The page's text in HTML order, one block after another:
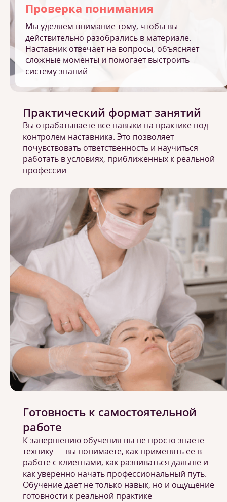
Проверка понимания
Мы уделяем внимание тому, чтобы вы
действительно разобрались в материале.
Наставник отвечает на вопросы, объясняет
сложные моменты и помогает выстроить
систему знаний
Практический формат занятий
Вы отрабатываете все навыки на практике под
контролем наставника. Это позволяет
почувствовать ответственность и научиться
работать в условиях, приближенных к реальной
профессии
Готовность к самостоятельной
работе
К завершению обучения вы не просто знаете
технику — вы понимаете, как применять её в
работе с клиентами, как развиваться дальше и
как уверенно начать профессиональный путь.
Обучение дает не только навык, но и ощущение
готовности к реальной практике